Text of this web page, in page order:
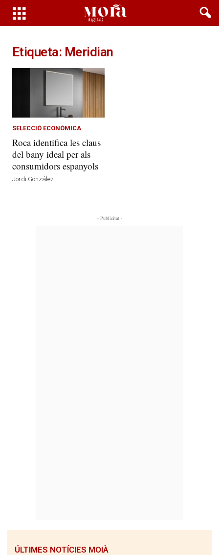
Etiqueta: Meridian
SELECCIÓ ECONÒMICA
Roca identifica les claus
del bany ideal per als
consumidors espanyols
Jordi González
- Publicitat -
ÚLTIMES NOTÍCIES MOIÀ